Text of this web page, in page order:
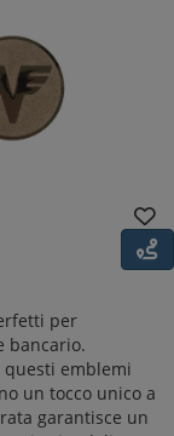
per
bancario.
questi emblemi
un tocco unico a
garantisce un